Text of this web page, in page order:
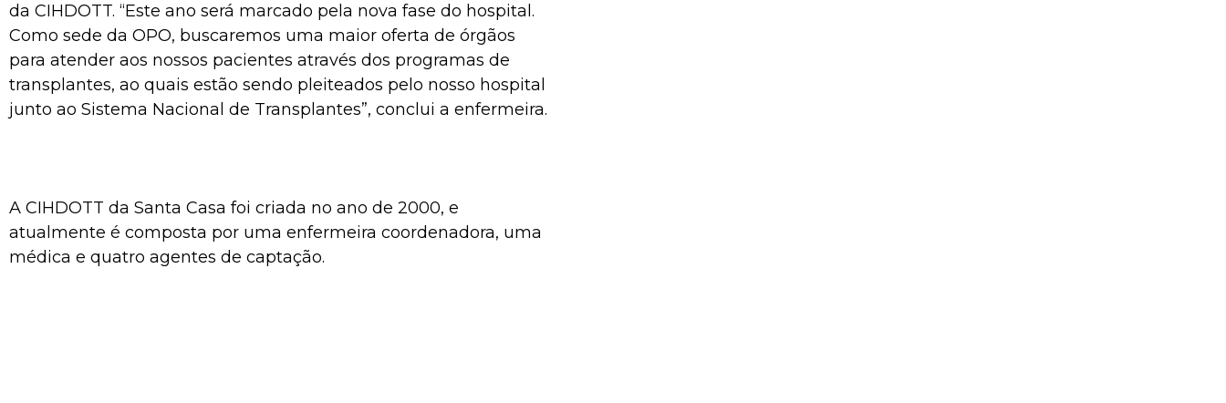
da CIHDOTT. “Este ano será marcado pela nova fase do hospital.
Como sede da OPO, buscaremos uma maior oferta de órgãos
para atender aos nossos pacientes através dos programas de
transplantes, ao quais estão sendo pleiteados pelo nosso hospital
junto ao Sistema Nacional de Transplantes”, conclui a enfermeira.
A CIHDOTT da Santa Casa foi criada no ano de 2000, e
atualmente é composta por uma enfermeira coordenadora, uma
médica e quatro agentes de captação.